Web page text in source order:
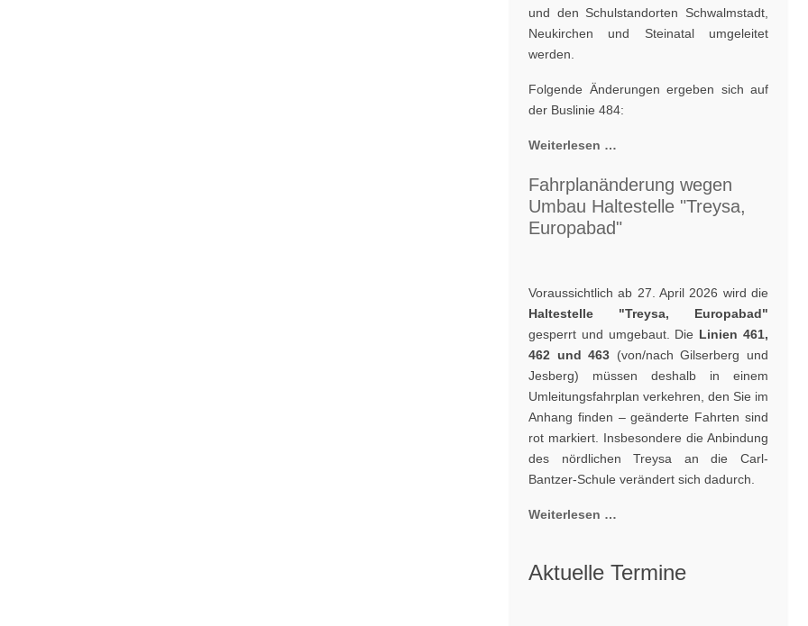
und den Schulstandorten Schwalmstadt,
Neukirchen und Steinatal umgeleitet
werden.
Folgende Änderungen ergeben sich auf
der Buslinie 484:
Weiterlesen …
Fahrplanänderung wegen
Umbau Haltestelle "Treysa,
Europabad"
Voraussichtlich ab 27. April 2026 wird die
Haltestelle "Treysa, Europabad"
gesperrt und umgebaut. Die Linien 461,
462 und 463 (von/nach Gilserberg und
Jesberg) müssen deshalb in einem
Umleitungsfahrplan verkehren, den Sie im
Anhang finden – geänderte Fahrten sind
rot markiert. Insbesondere die Anbindung
des nördlichen Treysa an die Carl-
Bantzer-Schule verändert sich dadurch.
Weiterlesen …
Aktuelle Termine